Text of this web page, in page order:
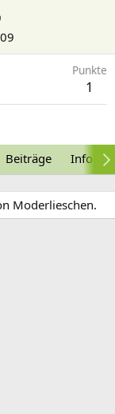
Punkte
1
Beiträge
Moderlieschen.